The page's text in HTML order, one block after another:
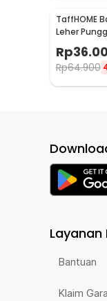
TaffHOME
Leher
Relief -
Rp
Rp64.900
Layanan
Bantuan
Klaim